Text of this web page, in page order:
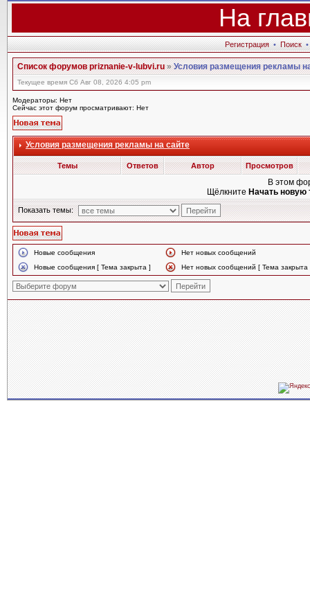
На
Регистрация • Поиск •
Список форумов priznanie-v-lubvi.ru»Условия размещения рекламы
Текущее время Сб Авг 08, 2026 4:05 pm
Модераторы: Нет
Сейчас этот форум просматривают: Нет
Условия размещения рекламы на сайте
Темы Ответов Автор Просмотров
В этом
Щёлкните Начать новую
Показать темы:
Новые сообщения
Нет новых сообщений
Новые сообщения [ Тема закрыта ]
Нет новых сообщений [ Тема закрыта